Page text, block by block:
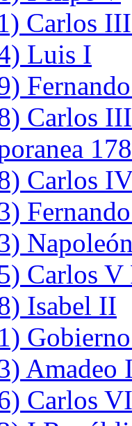
Carlos
Luis I
Carlos III
Carlos
Carlos V
Isabel II
Amadeo
Carlos